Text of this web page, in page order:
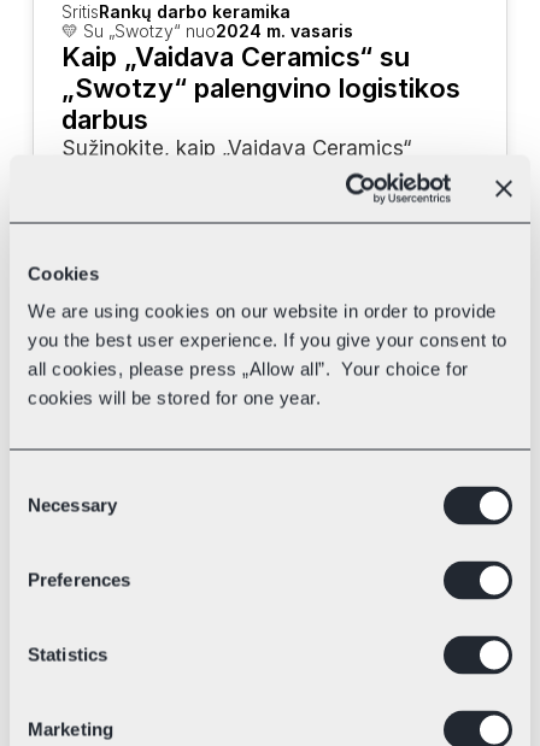
Cookies
We are using cookies on our website in order to provide
you the best user experience. If you give your consent to
all cookies, please press „Allow all”. Your choice for
cookies will be stored for one year.
Selection
Necessary
Preferences
Statistics
Marketing
SritisRankų darbo keramika
💛 Su „Swotzy“ nuo2024 m. vasaris
Kaip „Vaidava Ceramics“ su
„Swotzy“ palengvino logistikos
darbus
Sužinokite, kaip „Vaidava Ceramics“
naudoja „Swotzy“ įrankius bei skirtingus
kurjerius savo pristatymui pagreitinti.
Elektrinių lenktyninių kartingų technologija
💛 Su „Swotzy“ nuo
rekordas ir kelias į tvarią ateitį
„Blue Shock Race“ yra tikra kartingų
pasaulio rekordus, keičia rinką iš esmės ir